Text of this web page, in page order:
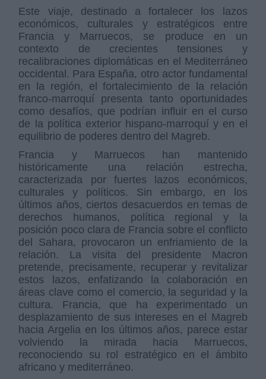
Este viaje, destinado a fortalecer los lazos
económicos, culturales y estratégicos entre
Francia y Marruecos, se produce en un
contexto de crecientes tensiones y
recalibraciones diplomáticas en el Mediterráneo
occidental. Para España, otro actor fundamental
en la región, el fortalecimiento de la relación
franco-marroquí presenta tanto oportunidades
como desafíos, que podrían influir en el curso
de la política exterior hispano-marroquí y en el
equilibrio de poderes dentro del Magreb.
Francia y Marruecos han mantenido
históricamente una relación estrecha,
caracterizada por fuertes lazos económicos,
culturales y políticos. Sin embargo, en los
últimos años, ciertos desacuerdos en temas de
derechos humanos, política regional y la
posición poco clara de Francia sobre el conflicto
del Sahara, provocaron un enfriamiento de la
relación. La visita del presidente Macron
pretende, precisamente, recuperar y revitalizar
estos lazos, enfatizando la colaboración en
áreas clave como el comercio, la seguridad y la
cultura. Francia, que ha experimentado un
desplazamiento de sus intereses en el Magreb
hacia Argelia en los últimos años, parece estar
volviendo la mirada hacia Marruecos,
reconociendo su rol estratégico en el ámbito
africano y mediterráneo.